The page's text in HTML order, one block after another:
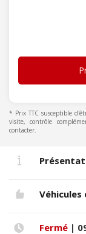
* Prix TTC susceptible
visite, contrôle
contacter.
Fermé|